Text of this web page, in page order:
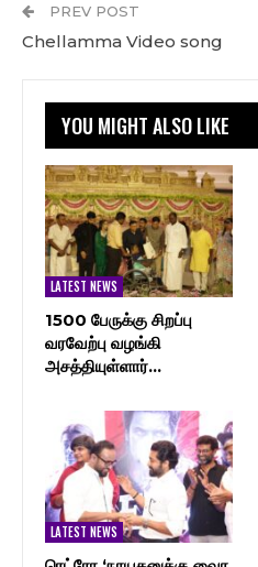
PREV POST
Chellamma Video song
YOU MIGHT ALSO LIKE
LATEST NEWS
1500 பேருக்கு சிறப்பு
வரவேற்பு வழங்கி
அசத்தியுள்ளார்…
LATEST NEWS